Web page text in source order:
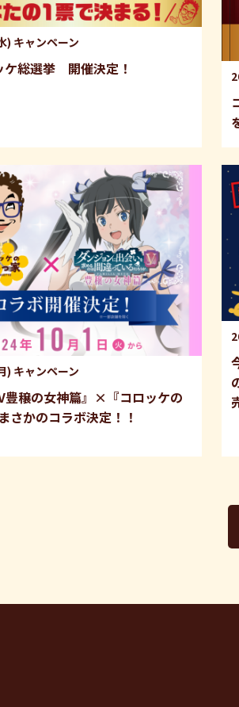
) キャンペーン
ケ総選挙 開催決定！
) キャンペーン
豊穣の女神篇』×『コロッケの
さかのコラボ決定！！